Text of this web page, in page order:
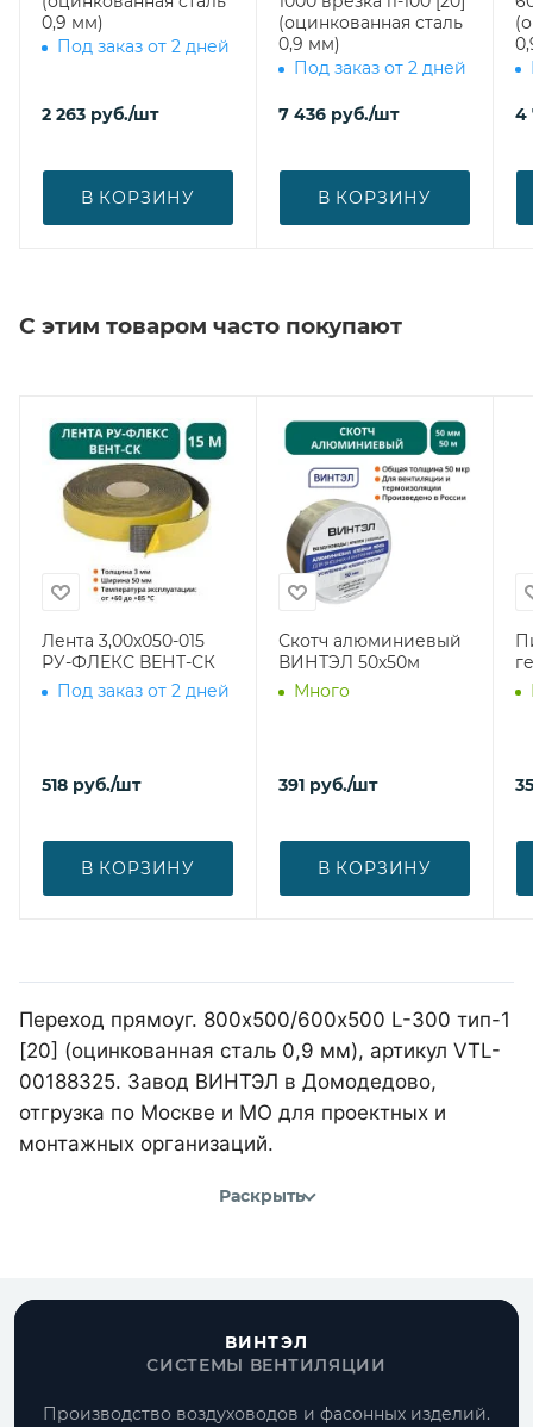
0,9 мм)
Под заказ от 2 дней
2 263 руб./шт
В КОРЗИНУ
(оцинкованная сталь
0,9 мм)
Под заказ от 2 дней
7 436 руб./шт
В КОРЗИНУ
4
С этим товаром часто покупают
Лента 3,00х050-015
РУ-ФЛЕКС ВЕНТ-СК
Под заказ от 2 дней
518 руб./шт
В КОРЗИНУ
Скотч алюминиевый
ВИНТЭЛ 50х50м
Много
391 руб./шт
В КОРЗИНУ
Переход прямоуг. 800х500/600х500 L-300 тип-1
[20] (оцинкованная сталь 0,9 мм), артикул VTL-
00188325. Завод ВИНТЭЛ в Домодедово,
отгрузка по Москве и МО для проектных и
монтажных организаций.
Раскрыть
ВИНТЭЛ
СИСТЕМЫ ВЕНТИЛЯЦИИ
Производство воздуховодов и фасонных изделий.